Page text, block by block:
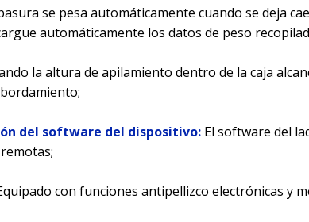
se pesa automáticamente cuando se deja
automáticamente los datos de peso
la altura de apilamiento dentro de la caja
del software del dispositivo: El software del
con funciones antipellizco electrónicas y